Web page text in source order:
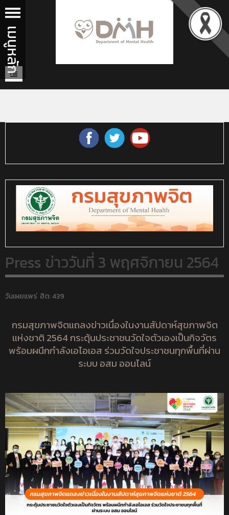
Press ข่าววันที่ 3 พฤศจิกายน 2564
วันเผยแพร่ ฮิต: 439
กรมสุขภาพจิตแถลงข่าวเนื่องในงานสัปดาห์สุขภาพจิต
แห่งชาติ 2564 กระตุ้นประชาชนวัดใจตัวเองเป็นกิจวัตร
พร้อมผนึกกำลังเอไอเอส ร่วมวัดใจประชาชนทุกพื้นที่ผ่าน
ระบบ อสม ออนไลน์